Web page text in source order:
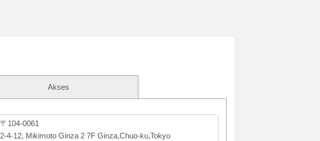
Akses
〒104-0061
2-4-12, Mikimoto Ginza 2 7F Ginza,Chuo-ku,Tokyo